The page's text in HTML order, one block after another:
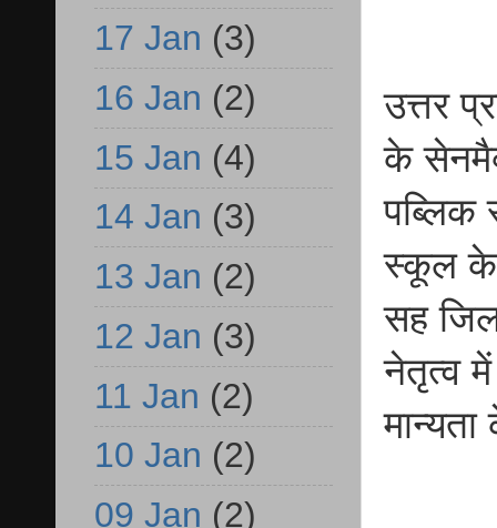
उत्तर
के
पब्लिक
स्कूल के
सह
नेतृत्व में
17 Jan (3)
16 Jan (2)
15 Jan (4)
14 Jan (3)
13 Jan (2)
12 Jan (3)
11 Jan (2)
10 Jan (2)
09 Jan (2)